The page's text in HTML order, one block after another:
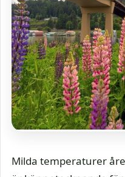
Milda temperaturer